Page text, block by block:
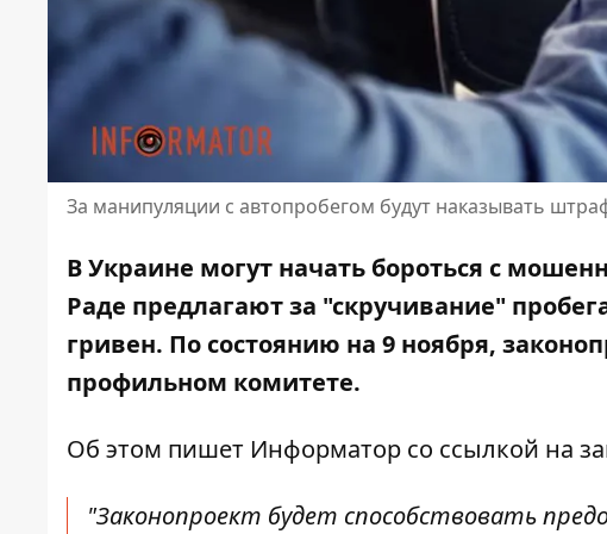
За манипуляции с автопробегом будут наказывать
В Украине могут начать бороться с
Раде предлагают за "скручивание"
гривен. По состоянию на 9 ноября,
профильном комитете.
Об этом пишет Информатор со ссылкой на
"Законопроект будет способствовать